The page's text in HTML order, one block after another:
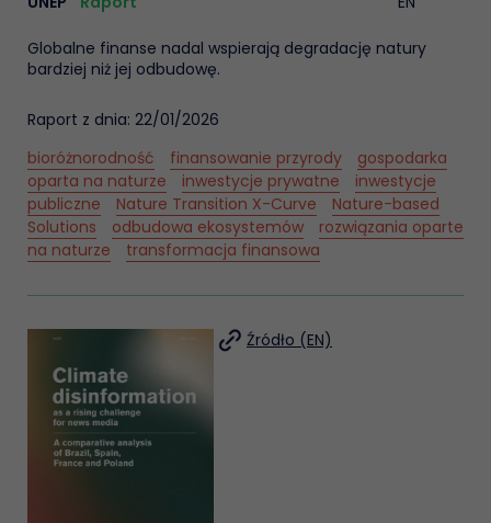
Globalne finanse nadal wspierają degradację natury
bardziej niż jej odbudowę.
Raport z dnia: 22/01/2026
bioróżnorodność
finansowanie przyrody
gospodarka
oparta na naturze
inwestycje prywatne
inwestycje
publiczne
Nature Transition X-Curve
Nature-based
Solutions
odbudowa ekosystemów
rozwiązania oparte
na naturze
transformacja finansowa
Źródło (EN)